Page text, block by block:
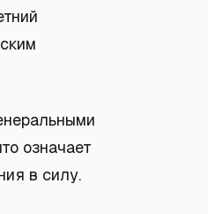
означает
в силу.